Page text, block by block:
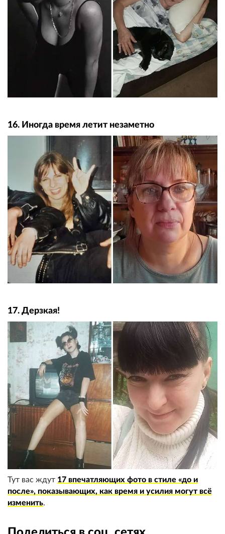
16. Иногда время летит незаметно
17. Дерзкая!
Тут вас ждут 17 впечатляющих фото в стиле «до и
после», показывающих, как время и усилия могут всё
изменить.